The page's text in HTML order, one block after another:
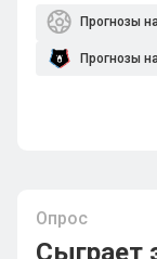
Прогнозы
Прогнозы
Опрос
Сыграет